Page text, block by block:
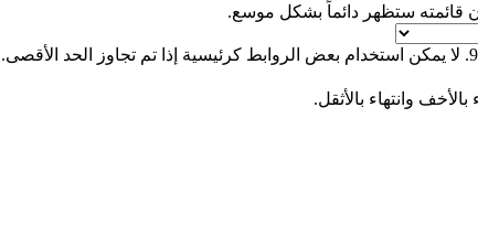
قائمته ستظهر دائماً بشكل موسع.
وانتهاء بالأثقل.